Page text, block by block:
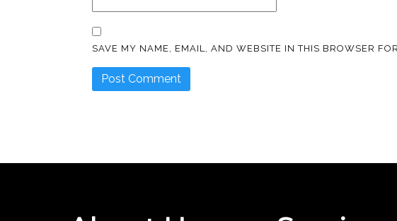
SAVE MY NAME, EMAIL, AND WEBSITE IN THIS BROWSER